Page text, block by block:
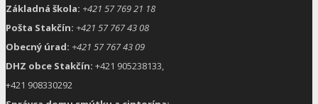
Základná škola: +421 57 769 21 18
Pošta Stakčín: +421 57 767 43 08
Obecný úrad: +421 57 767 43 09
DHZ obce Stakčín: +421 905238133,
+421 908330292